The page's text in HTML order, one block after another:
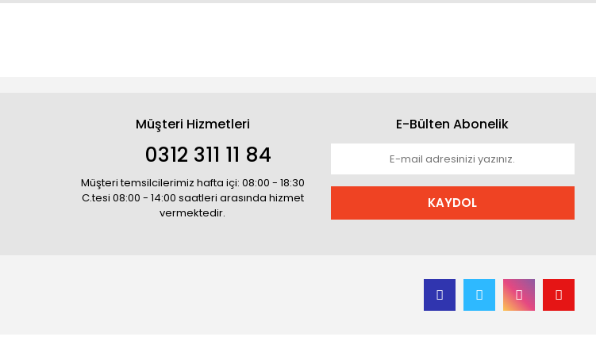
Müşteri Hizmetleri
0312 311 11 84
Müşteri temsilcilerimiz hafta içi: 08:00 - 18:30
C.tesi 08:00 - 14:00 saatleri arasında hizmet
vermektedir.
E-Bülten Abonelik
KAYDOL